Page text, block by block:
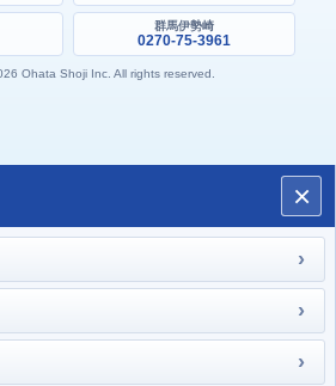
群馬伊勢崎
0270-75-3961
Ohata Shoji Inc. All rights reserved.
×
›
›
›